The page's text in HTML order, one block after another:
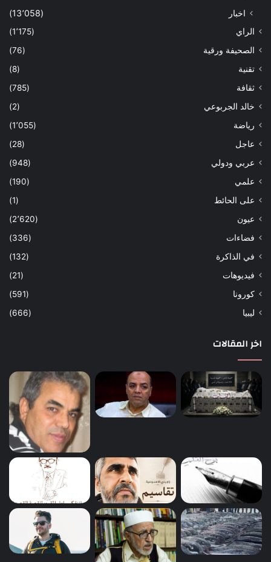
اخبار (13٬058)
الراي
(1٬175)
الصحيفة ورقية
(76)
تقنية
(8)
ثقافة
(785)
خالد الجربوعي
(2)
رياضة
(1٬055)
عاجل
(28)
عربي ودولي
(948)
علمي
(190)
على الحائط
(1)
عيون
(2٬620)
فضاءات
(336)
في الذاكرة
(132)
فيديوهات
(21)
كورونا
(591)
ليبيا
(666)
اخر المقالات